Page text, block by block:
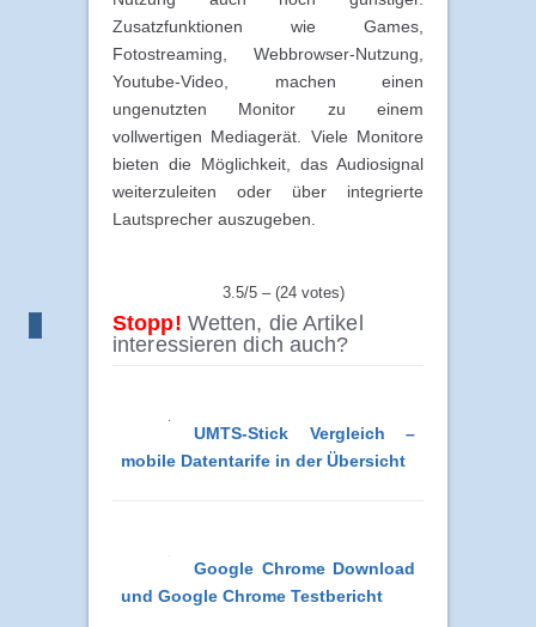
Zusatzfunktionen wie Games,
Fotostreaming, Webbrowser-Nutzung,
Youtube-Video, machen einen
ungenutzten Monitor zu einem
vollwertigen Mediagerät. Viele Monitore
bieten die Möglichkeit, das Audiosignal
weiterzuleiten oder über integrierte
Lautsprecher auszugeben.
3.5/5 – (24 votes)
Stopp! Wetten, die Artikel
interessieren dich auch?
UMTS-Stick Vergleich –
mobile Datentarife in der Übersicht
Google Chrome Download
und Google Chrome Testbericht